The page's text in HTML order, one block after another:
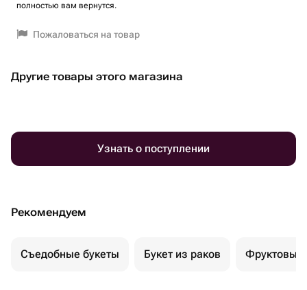
полностью вам вернутся.
Пожаловаться на товар
Другие товары этого магазина
Узнать о поступлении
Рекомендуем
Съедобные букеты Букет из раков Фруктовый